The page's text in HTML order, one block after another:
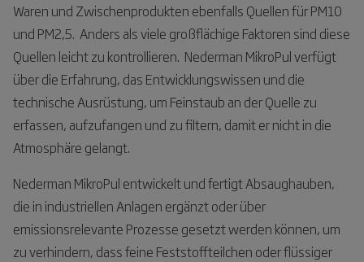
Waren und Zwischenprodukten ebenfalls Quellen für PM10
und PM2,5. Anders als viele großflächige Faktoren sind diese
Quellen leicht zu kontrollieren. Nederman MikroPul verfügt
über die Erfahrung, das Entwicklungswissen und die
technische Ausrüstung, um Feinstaub an der Quelle zu
erfassen, aufzufangen und zu filtern, damit er nicht in die
Atmosphäre gelangt.
Nederman MikroPul entwickelt und fertigt Absaughauben,
die in industriellen Anlagen ergänzt oder über
emissionsrelevante Prozesse gesetzt werden können, um
zu verhindern, dass feine Feststoffteilchen oder flüssiger